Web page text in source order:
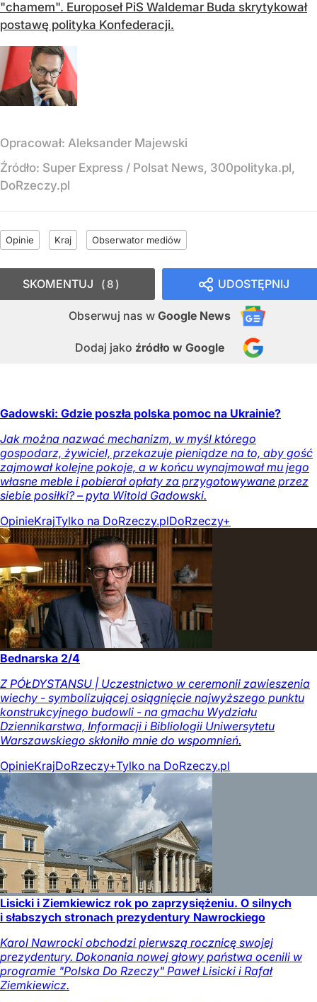
"chamem". Europoseł PiS Waldemar Buda skrytykował
postawę polityka Konfederacji.
Opracował: Aleksander Majewski
Źródło: Super Express / Polsat News, 300polityka.pl,
DoRzeczy.pl
Opinie Kraj Obserwator mediów
UDOSTĘPNIJ
Obserwuj nas w Google News
Dodaj jako źródło w Google
SKOMENTUJ 8
Gadowski: Gdzie poszła polska pomoc na Ukrainie?
Jak można nazwać mechanizm, w myśl którego
gospodarz, żywiciel, przekazuje pieniądze na to, aby gość
zajmował kolejne pokoje, a w końcu wynajmował mu jego
własne meble i pobierał opłaty za przygotowywane przez
siebie posiłki? – pyta Witold Gadowski.
OpinieKrajTylko na DoRzeczy.plDoRzeczy+
Bednarska 2/4
Z PÓŁDYSTANSU | Uczestnictwo w ceremonii zawieszenia
wiechy - symbolizującej osiągnięcie najwyższego punktu
konstrukcyjnego budowli - na gmachu Wydziału
Dziennikarstwa, Informacji i Bibliologii Uniwersytetu
Warszawskiego skłoniło mnie do wspomnień.
OpinieKrajDoRzeczy+Tylko na DoRzeczy.pl
Lisicki i Ziemkiewicz rok po zaprzysiężeniu. O silnych
i słabszych stronach prezydentury Nawrockiego
Karol Nawrocki obchodzi pierwszą rocznicę swojej
prezydentury. Dokonania nowej głowy państwa ocenili w
programie "Polska Do Rzeczy" Paweł Lisicki i Rafał
Ziemkiewicz.